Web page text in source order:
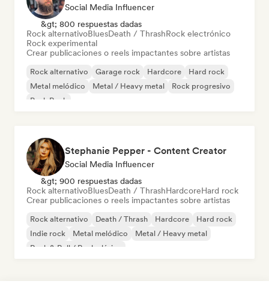
Social Media Influencer
&gt; 800 respuestas dadas
Rock alternativoBluesDeath / ThrashRock electrónico
Rock experimental
Crear publicaciones o reels impactantes sobre artistas
Rock alternativo Garage rock Hardcore
Hard rock
Metal melódico
Metal / Heavy metal
Rock progresivo
Punk Rock
Stephanie Pepper - Content Creator
Social Media Influencer
&gt; 900 respuestas dadas
Rock alternativoBluesDeath / ThrashHardcoreHard rock
Crear publicaciones o reels impactantes sobre artistas
Rock alternativo Death / Thrash Hardcore
Hard rock
Indie rock
Metal melódico
Metal / Heavy metal
Rock & Roll / Rock clásico